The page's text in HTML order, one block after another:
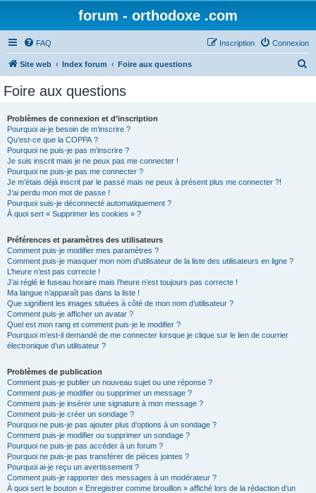
forum - orthodoxe .com
FAQ Connexion
Inscription
Site web Index forum Foire aux questions
Foire aux questions
Problèmes de connexion et d’inscription
Pourquoi ai-je besoin de m’inscrire ?
Qu’est-ce que la COPPA ?
Pourquoi ne puis-je pas m’inscrire ?
Je suis inscrit mais je ne peux pas me connecter !
Pourquoi ne puis-je pas me connecter ?
Je m’étais déjà inscrit par le passé mais ne peux à présent plus me connecter ?!
J’ai perdu mon mot de passe !
Pourquoi suis-je déconnecté automatiquement ?
À quoi sert « Supprimer les cookies » ?
Préférences et paramètres des utilisateurs
Comment puis-je modifier mes paramètres ?
Comment puis-je masquer mon nom d’utilisateur de la liste des utilisateurs en ligne ?
L’heure n’est pas correcte !
J’ai réglé le fuseau horaire mais l’heure n’est toujours pas correcte !
Ma langue n’apparaît pas dans la liste !
Que signifient les images situées à côté de mon nom d’utilisateur ?
Comment puis-je afficher un avatar ?
Quel est mon rang et comment puis-je le modifier ?
Pourquoi m’est-il demandé de me connecter lorsque je clique sur le lien de courrier
électronique d’un utilisateur ?
Problèmes de publication
Comment puis-je publier un nouveau sujet ou une réponse ?
Comment puis-je modifier ou supprimer un message ?
Comment puis-je insérer une signature à mon message ?
Comment puis-je créer un sondage ?
Pourquoi ne puis-je pas ajouter plus d’options à un sondage ?
Comment puis-je modifier ou supprimer un sondage ?
Pourquoi ne puis-je pas accéder à un forum ?
Pourquoi ne puis-je pas transférer de pièces jointes ?
Pourquoi ai-je reçu un avertissement ?
Comment puis-je rapporter des messages à un modérateur ?
À quoi sert le bouton « Enregistrer comme brouillon » affiché lors de la rédaction d’un